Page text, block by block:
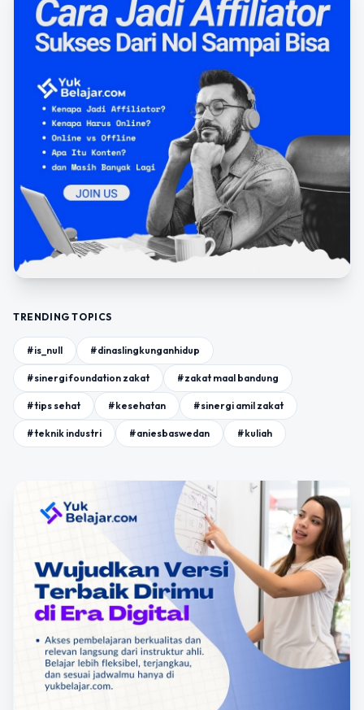
TRENDING TOPICS
#is_null #dinaslingkunganhidup
#sinergi foundation zakat #zakat maal bandung
#tips sehat #kesehatan #sinergi amil zakat
#teknik industri #aniesbaswedan #kuliah